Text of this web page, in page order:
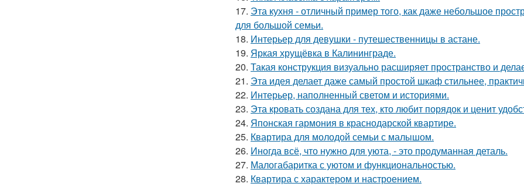
17. Эта кухня - отличный пример того, как даже небольшое
для большой семьи.
18. Интерьер для девушки - путешественницы в астане.
19. Яркая хрущёвка в Калининграде.
20. Такая конструкция визуально расширяет пространство и
21. Эта идея делает даже самый простой шкаф стильнее,
22. Интерьер, наполненный светом и историями.
23. Эта кровать создана для тех, кто любит порядок и ценит
24. Японская гармония в краснодарской квартире.
25. Квартира для молодой семьи с малышом.
26. Иногда всё, что нужно для уюта, - это продуманная деталь.
27. Малогабаритка с уютом и функциональностью.
28. Квартира с характером и настроением.